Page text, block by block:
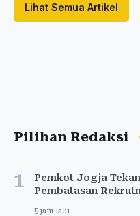
Lihat Semua Artikel
Pilihan Redaksi
1
Pemkot Jogja
Pembatasan
5 jam lalu